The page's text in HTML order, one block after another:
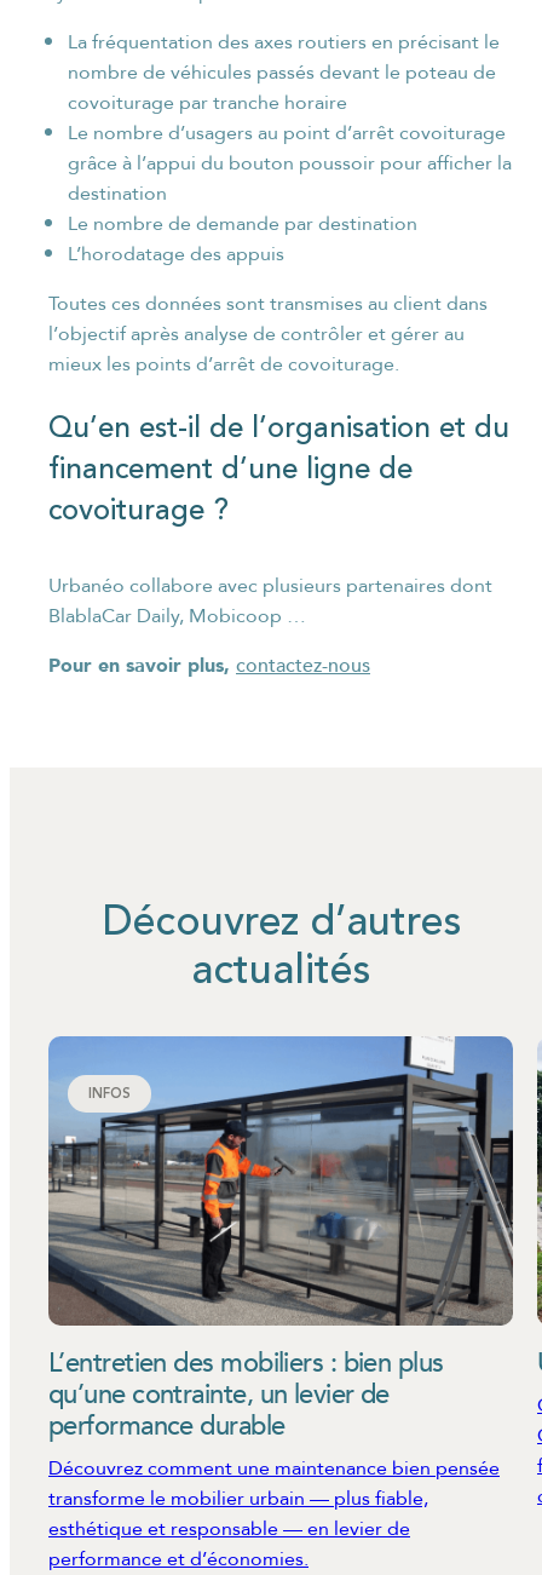
La fréquentation des axes routiers en précisant le
nombre de véhicules passés devant le poteau de
covoiturage par tranche horaire
Le nombre d’usagers au point d’arrêt covoiturage
grâce à l’appui du bouton poussoir pour afficher la
destination
Le nombre de demande par destination
L’horodatage des appuis
Toutes ces données sont transmises au client dans
l’objectif après analyse de contrôler et gérer au
mieux les points d’arrêt de covoiturage.
Qu’en est-il de l’organisation et du
financement d’une ligne de
covoiturage ?
Urbanéo collabore avec plusieurs partenaires dont
BlablaCar Daily, Mobicoop …
Pour en savoir plus, contactez-nous
Découvrez d’autres
actualités
INFOS
L’entretien des mobiliers : bien plus
qu’une contrainte, un levier de
performance durable
Découvrez comment une maintenance bien pensée
transforme le mobilier urbain — plus fiable,
esthétique et responsable — en levier de
performance et d’économies.